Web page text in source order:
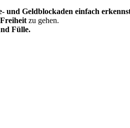
und Geldblockaden einfach
zu gehen.
Fülle.